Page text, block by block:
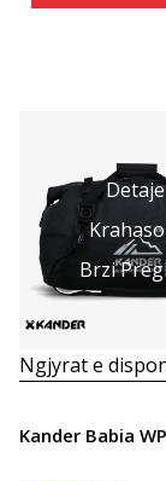
Detaje
Brzi
Ngjyrat e
Kander Babia